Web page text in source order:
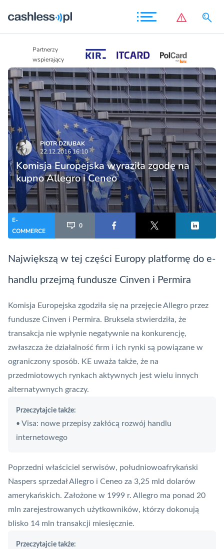
Partnerzy
wspierający
PIOTR DZIUBAK
22.12.2016 16:10
Komisja Europejska wyraziła zgodę na
kupno Allegro i Ceneo
E-
COMMERCE
0
Największą w tej części Europy platformę do e-
handlu przejmą fundusze Cinven i Permira
Komisja Europejska zgodziła się na przejęcie Allegro przez
fundusze Cinven i Permira. Bruksela stwierdziła, że
transakcja nie wpłynie negatywnie na konkurencję,
zwłaszcza że działalność firm i ich rynki są powiązane w
ograniczony sposób. KE uważa także, że na
przedmiotowych rynkach aktywnych jest wielu innych
alternatywnych graczy.
Przeczytajcie także:
• Visa: nowe przepisy zakłócą rozwój handlu
internetowego
Poprzedni właściciel serwisów, południowoafrykański
Naspers sprzedał Allegro i Ceneo za 3,25 mld dolarów
amerykańskich. Założone w 1999 r. Allegro ma ponad 20
mln zarejestrowanych użytkowników, którzy dokonują
blisko 14 mln transakcji miesięcznie.
Przeczytajcie także: